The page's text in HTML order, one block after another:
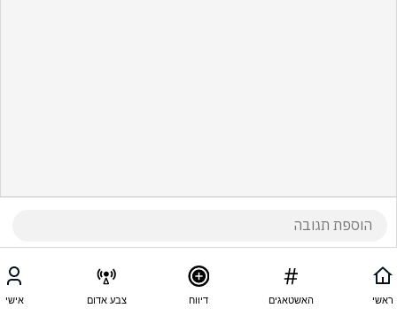
ראשי האשטאגים דיווח צבע אדום אישי